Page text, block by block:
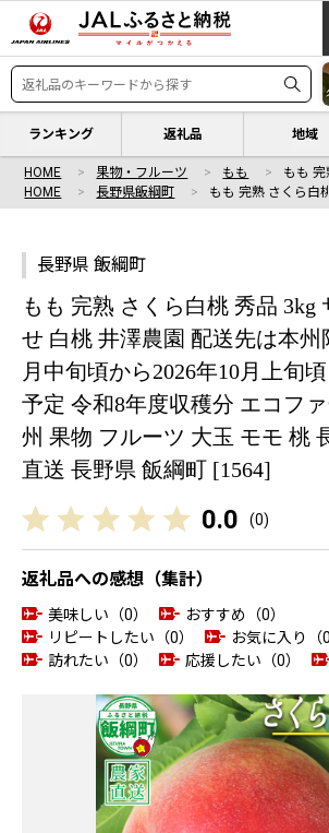
ランキング 返礼品 地域
HOME 果物・フルーツ もも
もも
HOME
長野県飯綱町 もも 完熟 さくら白
長野県 飯綱町
もも 完熟 さくら白桃 秀品 3kg
せ 白桃 井澤農園 配送先は本州
月中旬頃から2026年10月上旬
予定 令和8年度収穫分 エコフ
州 果物 フルーツ 大玉 モモ 桃
直送 長野県 飯綱町 [1564]
0.0 (0)
返礼品への感想（集計）
美味しい（0）
おすすめ（0）
リピートしたい（0）
お気に入り（0
訪れたい（0）
応援したい（0）